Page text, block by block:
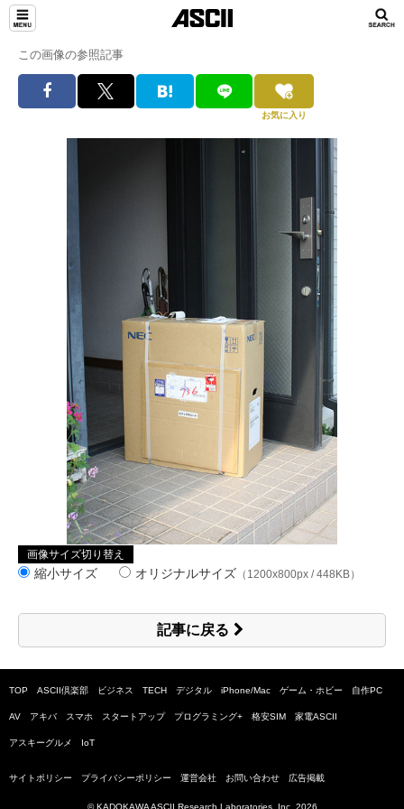
この画像の参照記事
お気に入り
画像サイズ切り替え
縮小サイズ オリジナルサイズ （1200x800px / 448KB）
記事に戻る
TOP ASCII倶楽部 ビジネス TECH デジタル iPhone/Mac ゲーム・ホビー 自作PC
AV アキバ スマホ スタートアップ プログラミング+ 格安SIM 家電ASCII
アスキーグルメ IoT
サイトポリシー プライバシーポリシー 運営会社 お問い合わせ 広告掲載
© KADOKAWA ASCII Research Laboratories, Inc. 2026